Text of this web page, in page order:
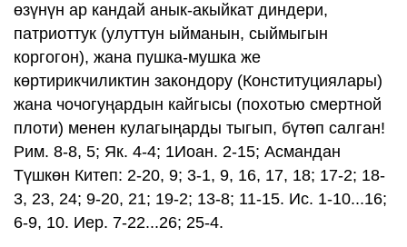
өзүнүн ар кандай анык-акыйкат диндери,
патриоттук (улуттун ыйманын, сыймыгын
коргогон), жана пушка-мушка же
көртирикчиликтин закондору (Конституциялары)
жана чочогуңардын кайгысы (похотью смертной
плоти) менен кулагыңарды тыгып, бүтөп салган!
Рим. 8-8, 5; Як. 4-4; 1Иоан. 2-15; Асмандан
Түшкөн Китеп: 2-20, 9; 3-1, 9, 16, 17, 18; 17-2; 18-
3, 23, 24; 9-20, 21; 19-2; 13-8; 11-15. Ис. 1-10...16;
6-9, 10. Иер. 7-22...26; 25-4.